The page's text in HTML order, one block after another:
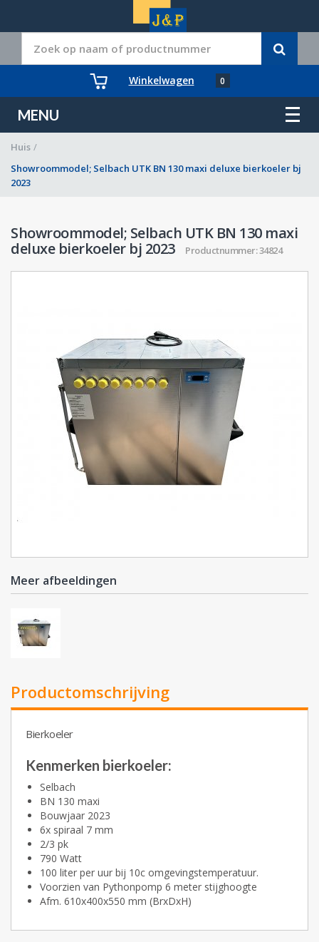
Winkelwagen 0
MENU
Huis /
Showroommodel; Selbach UTK BN 130 maxi deluxe bierkoeler bj
2023
Showroommodel; Selbach UTK BN 130 maxi
deluxe bierkoeler bj 2023
Productnummer: 34824
Meer afbeeldingen
Productomschrijving
Bierkoeler
Kenmerken bierkoeler:
Selbach
BN 130 maxi
Bouwjaar 2023
6x spiraal 7 mm
2/3 pk
790 Watt
100 liter per uur bij 10c omgevingstemperatuur.
Voorzien van Pythonpomp 6 meter stijghoogte
Afm. 610x400x550 mm (BrxDxH)